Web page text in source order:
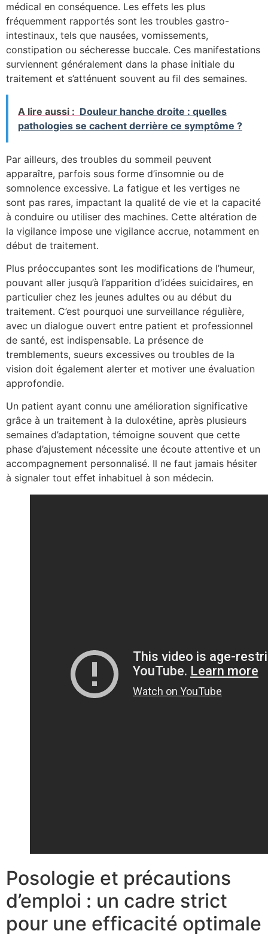
médical en conséquence. Les effets les plus
fréquemment rapportés sont les troubles gastro-
intestinaux, tels que nausées, vomissements,
constipation ou sécheresse buccale. Ces manifestations
surviennent généralement dans la phase initiale du
traitement et s’atténuent souvent au fil des semaines.
A lire aussi : Douleur hanche droite : quelles
pathologies se cachent derrière ce symptôme ?
Par ailleurs, des troubles du sommeil peuvent
apparaître, parfois sous forme d’insomnie ou de
somnolence excessive. La fatigue et les vertiges ne
sont pas rares, impactant la qualité de vie et la capacité
à conduire ou utiliser des machines. Cette altération de
la vigilance impose une vigilance accrue, notamment en
début de traitement.
Plus préoccupantes sont les modifications de l’humeur,
pouvant aller jusqu’à l’apparition d’idées suicidaires, en
particulier chez les jeunes adultes ou au début du
traitement. C’est pourquoi une surveillance régulière,
avec un dialogue ouvert entre patient et professionnel
de santé, est indispensable. La présence de
tremblements, sueurs excessives ou troubles de la
vision doit également alerter et motiver une évaluation
approfondie.
Un patient ayant connu une amélioration significative
grâce à un traitement à la duloxétine, après plusieurs
semaines d’adaptation, témoigne souvent que cette
phase d’ajustement nécessite une écoute attentive et un
accompagnement personnalisé. Il ne faut jamais hésiter
à signaler tout effet inhabituel à son médecin.
Posologie et précautions
d’emploi : un cadre strict
pour une efficacité optimale